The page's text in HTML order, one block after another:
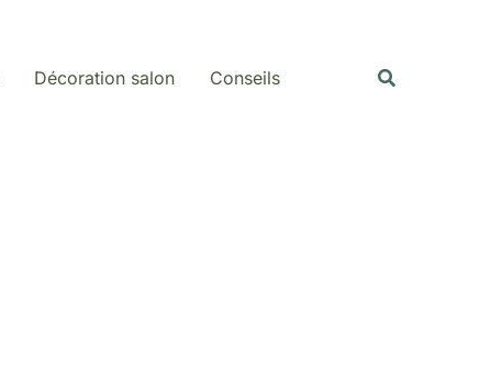
Décoration salon Conseils